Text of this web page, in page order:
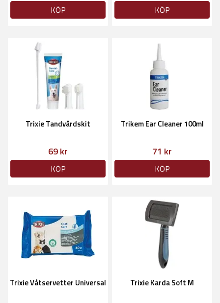
KÖP KÖP
Trixie Tandvårdskit
69 kr
KÖP
Trikem Ear Cleaner 100ml
71 kr
KÖP
Trixie Våtservetter Universal Trixie Karda Soft M